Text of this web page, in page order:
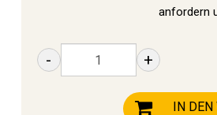
anfordern
- +
IN DEN